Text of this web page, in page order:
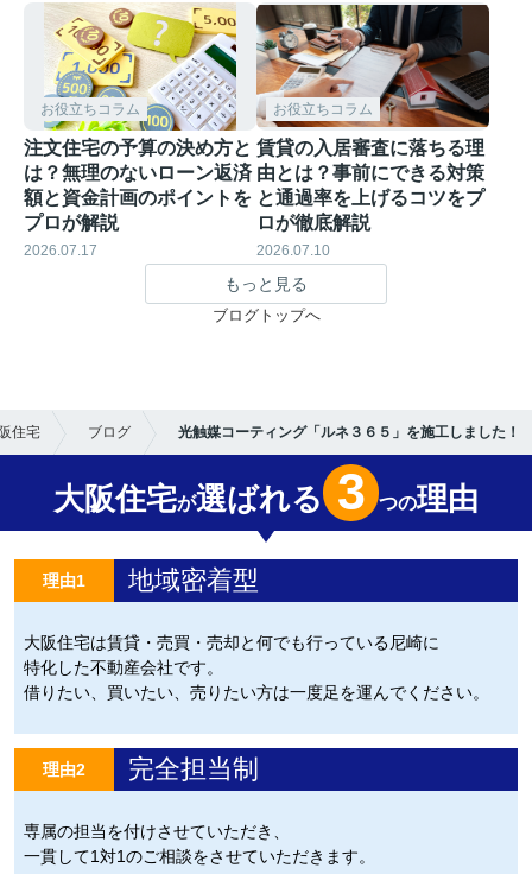
お役立ちコラム
注文住宅の予算の決め方と
は？無理のないローン返済
額と資金計画のポイントを
プロが解説
2026.07.17
お役立ちコラム
賃貸の入居審査に落ちる理
由とは？事前にできる対策
と通過率を上げるコツをプ
ロが徹底解説
2026.07.10
もっと見る
ブログトップへ
住宅 ブログ 光触媒コーティング「ルネ３６５」を施工しました！
大阪住宅が選ばれる 3 つの理由
理由1 地域密着型
大阪住宅は賃貸・売買・売却と何でも行っている尼崎に
特化した不動産会社です。
借りたい、買いたい、売りたい方は一度足を運んでください。
理由2 完全担当制
専属の担当を付けさせていただき、
一貫して1対1のご相談をさせていただきます。